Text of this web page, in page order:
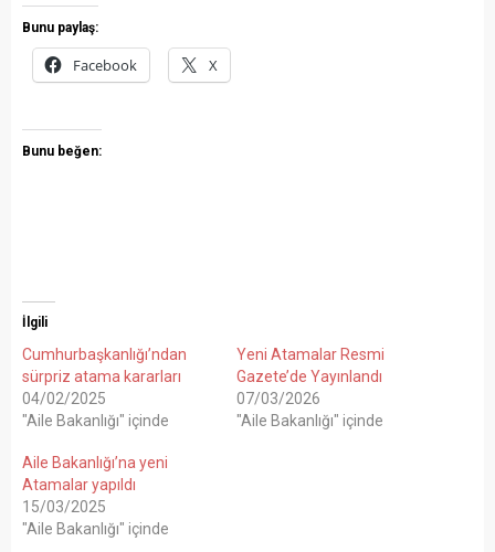
Bunu paylaş:
Facebook X
Bunu beğen:
İlgili
Cumhurbaşkanlığı’ndan
sürpriz atama kararları
04/02/2025
"Aile Bakanlığı" içinde
Yeni Atamalar Resmi
Gazete’de Yayınlandı
07/03/2026
"Aile Bakanlığı" içinde
Aile Bakanlığı’na yeni
Atamalar yapıldı
15/03/2025
"Aile Bakanlığı" içinde